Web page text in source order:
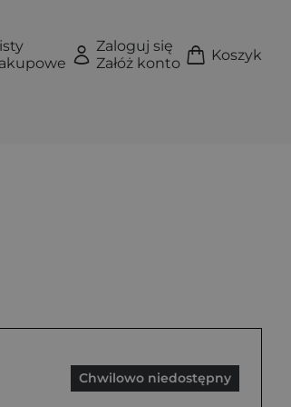
Zaloguj się
Załóż konto
Koszyk
Chwilowo niedostępny